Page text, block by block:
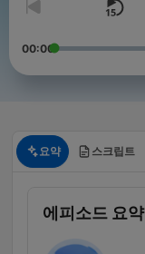
00:00
요약 스크립트
에피소드 요약